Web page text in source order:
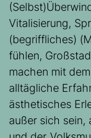
Vitalisierung,
(begriffliches)
fühlen,
machen mit
alltägliche
ästhetisches
außer sich sein,